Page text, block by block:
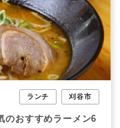
ランチ 刈谷市
のおすすめラーメン6